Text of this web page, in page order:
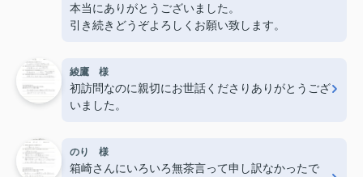
本当にありがとうございました。
引き続きどうぞよろしくお願い致します。
綾鷹 様
初訪問なのに親切にお世話くださりありがとうござ
いました。
のり 様
箱崎さんにいろいろ無茶言って申し訳なかったで